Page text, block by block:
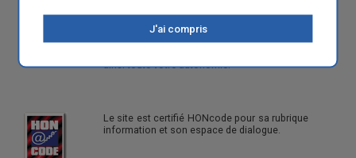
traitements de cette pathologie touchant 5
millions de personnes en France, ainsi qu'une
gamme de produits absorbants pour vivre au
ainsi toute votre autonomie.
Le site est certifié HONcode pour sa rubrique
information et son espace de dialogue.
J'ai compris